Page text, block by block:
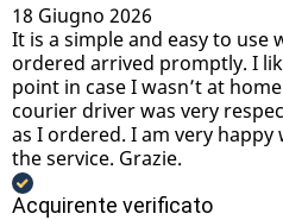
18 Giugno 2026
It is a simple and easy to
ordered arrived promptly. I
point in case I wasn’t at
courier driver was very
as I ordered. I am very
the service. Grazie.
Acquirente verificato